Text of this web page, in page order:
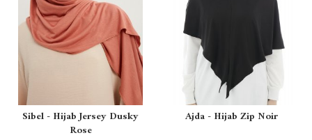
Sibel - Hijab Jersey Dusky
Rose
Ajda - Hijab Zip Noir